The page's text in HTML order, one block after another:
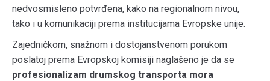
nedvosmisleno potvrđena, kako na regionalnom nivou,
tako i u komunikaciji prema institucijama Evropske unije.
Zajedničkom, snažnom i dostojanstvenom porukom
poslatoj prema Evropskoj komisiji naglašeno je da se
profesionalizam drumskog transporta mora